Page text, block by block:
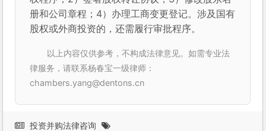
册和公司章程；4）办理工商变更登记。涉及国有
股权或外商投资的，还需履行审批程序。
以上内容仅供参考，不构成法律意见。如需专业法
律服务，请联系杨春宝一级律师：
chambers.yang@dentons.cn
投资并购法律咨询